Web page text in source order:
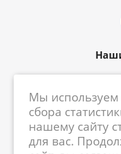
185005, г.
Мы
сбора
нашему сайту
для вас.